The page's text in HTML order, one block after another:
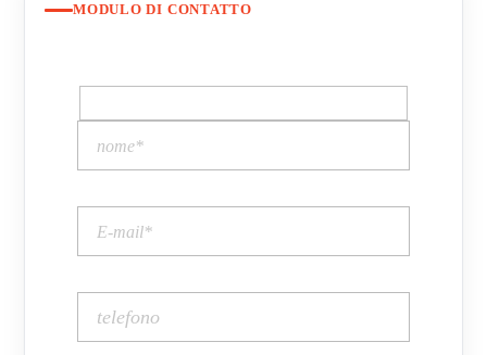
MODULO DI CONTATTO